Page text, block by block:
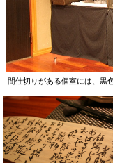
間仕切りがある個室には、黒